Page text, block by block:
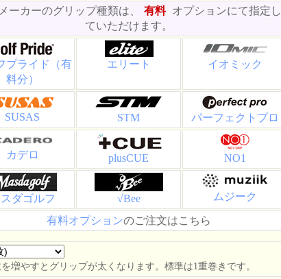
ーカーのグリップ種類は、 有料
オプションにて指定し
ていただけます。
プライド（有
料分）
エリート イオミック
SUSAS STM パーフェクトプロ
カデロ plusCUE NO1
ダゴルフ √Bee ムジーク
有料オプションのご注文はこちら
増やすとグリップが太くなります。標準は1重巻きです。